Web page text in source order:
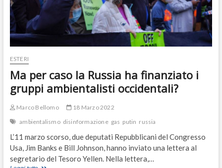
ESTERI
Ma per caso la Russia ha finanziato i
gruppi ambientalisti occidentali?
Marco Bellomo
18 Marzo 2022
ambientalismo disinformazione gas putin russia
L’11 marzo scorso, due deputati Repubblicani del Congresso
Usa, Jim Banks e Bill Johnson, hanno inviato una lettera al
segretario del Tesoro Yellen. Nella lettera,…